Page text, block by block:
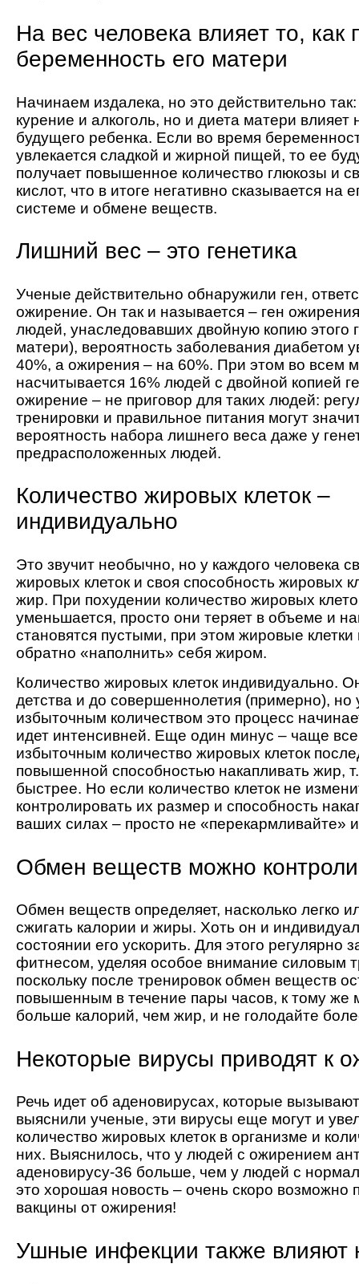
На вес человека влияет то, как
беременность его матери
Начинаем издалека, но это действительно
курение и алкоголь, но и диета матери влияет
будущего ребенка. Если во время
увлекается сладкой и жирной пищей, то ее
получает повышенное количество глюкозы и
кислот, что в итоге негативно сказывается на
системе и обмене веществ.
Лишний вес – это генетика
Ученые действительно обнаружили ген,
ожирение. Он так и называется – ген
людей, унаследовавших двойную копию этого
матери), вероятность заболевания диабетом
40%, а ожирения – на 60%. При этом во всем
насчитывается 16% людей с двойной копией
ожирение – не приговор для таких людей:
тренировки и правильное питания могут
вероятность набора лишнего веса даже у
предрасположенных людей.
Количество жировых клеток –
индивидуально
Это звучит необычно, но у каждого человека
жировых клеток и своя способность жировых
жир. При похудении количество жировых
уменьшается, просто они теряет в объеме и
становятся пустыми, при этом жировые клетки
обратно «наполнить» себя жиром.
Количество жировых клеток индивидуально.
детства и до совершеннолетия (примерно), но
избыточным количеством это процесс
идет интенсивней. Еще один минус – чаще
избыточным количество жировых клеток
повышенной способностью накапливать жир,
быстрее. Но если количество клеток не
контролировать их размер и способность
ваших силах – просто не «перекармливайте»
Обмен веществ можно
Обмен веществ определяет, насколько легко
сжигать калории и жиры. Хоть он и
состоянии его ускорить. Для этого регулярно
фитнесом, уделяя особое внимание силовым
поскольку после тренировок обмен веществ
повышенным в течение пары часов, к тому
больше калорий, чем жир, и не голодайте
Некоторые вирусы приводят к
Речь идет об аденовирусах, которые
выяснили ученые, эти вирусы еще могут и
количество жировых клеток в организме и
них. Выяснилось, что у людей с ожирением
аденовирусу-36 больше, чем у людей с
это хорошая новость – очень скоро возможно
вакцины от ожирения!
Ушные инфекции также влияют